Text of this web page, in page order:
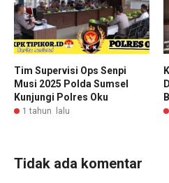
Tim Supervisi Ops Senpi
Musi 2025 Polda Sumsel
Kunjungi Polres Oku
1 tahun lalu
Tidak ada komentar